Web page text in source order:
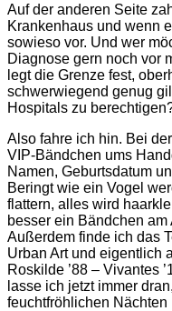
Auf der anderen Seite
Krankenhaus und wenn
sowieso vor. Und wer
Diagnose gern noch vor
legt die Grenze fest,
schwerwiegend genug
Hospitals zu
Also fahre ich hin. Bei
VIP-Bändchen ums
Namen, Geburtsdatum
Beringt wie ein Vogel
flattern, alles wird
besser ein Bändchen
Außerdem finde ich das
Urban Art und eigentlich
Roskilde ’88 – Vivantes
lasse ich jetzt immer
feuchtfröhlichen Nächten